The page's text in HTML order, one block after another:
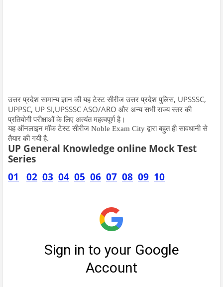
उत्तर प्रदेश सामान्य ज्ञान की यह टेस्ट सीरीज उत्तर प्रदेश पुलिस, UPSSSC,
UPPSC, UP SI,UPSSSC ASO/ARO और अन्य सभी राज्य स्तर की
प्रतियोगी परीक्षाओं के लिए अत्यंत महत्वपूर्ण है।
यह ऑनलाइन मॉक टेस्ट सीरीज Noble Exam Cityद्वारा बहुत ही सावधानी से
तैयार की गयी है.
UP General Knowledge online Mock Test
Series
01
02 03 04 05 06 07 08 09 10